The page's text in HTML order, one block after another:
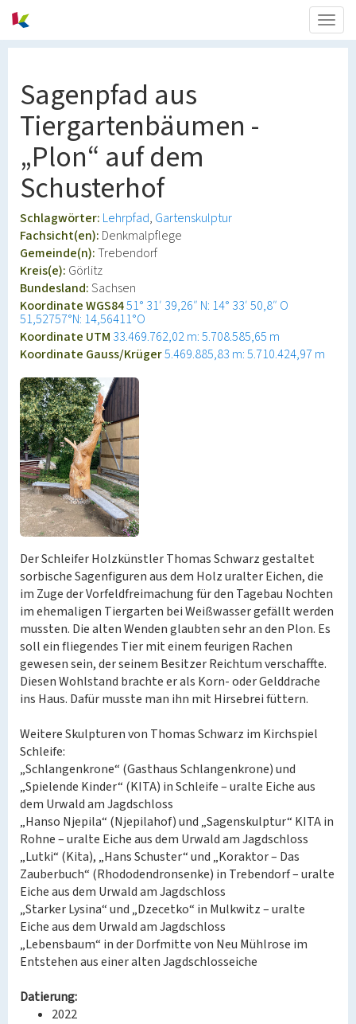
Sagenpfad aus
Tiergartenbäumen -
„Plon“ auf dem
Schusterhof
Schlagwörter: Lehrpfad Gartenskulptur
Fachsicht(en): Denkmalpflege
Gemeinde(n):Trebendorf
Kreis(e): Görlitz
Bundesland:Sachsen
Koordinate WGS8451° 31′ 39,26″ N: 14° 33′ 50,8″ O
51,52757°N: 14,56411°O
Koordinate UTM 33.469.762,02 m: 5.708.585,65 m
Koordinate Gauss/Krüger5.469.885,83 m: 5.710.424,97 m
Der Schleifer Holzkünstler Thomas Schwarz gestaltet
sorbische Sagenfiguren aus dem Holz uralter Eichen, die
im Zuge der Vorfeldfreimachung für den Tagebau Nochten
im ehemaligen Tiergarten bei Weißwasser gefällt werden
mussten. Die alten Wenden glaubten sehr an den Plon. Es
soll ein fliegendes Tier mit einem feurigen Rachen
gewesen sein, der seinem Besitzer Reichtum verschaffte.
Diesen Wohlstand brachte er als Korn- oder Gelddrache
ins Haus. Dafür musste man ihn mit Hirsebrei füttern.
Weitere Skulpturen von Thomas Schwarz im Kirchspiel
Schleife:
„Schlangenkrone“ (Gasthaus Schlangenkrone) und
„Spielende Kinder“ (KITA) in Schleife – uralte Eiche aus
dem Urwald am Jagdschloss
„Hanso Njepila“ (Njepilahof) und „Sagenskulptur“ KITA in
Rohne – uralte Eiche aus dem Urwald am Jagdschloss
„Lutki“ (Kita), „Hans Schuster“ und „Koraktor – Das
Zauberbuch“ (Rhododendronsenke) in Trebendorf – uralte
Eiche aus dem Urwald am Jagdschloss
„Starker Lysina“ und „Dzecetko“ in Mulkwitz – uralte
Eiche aus dem Urwald am Jagdschloss
„Lebensbaum“ in der Dorfmitte von Neu Mühlrose im
Entstehen aus einer alten Jagdschlosseiche
Datierung:
2022